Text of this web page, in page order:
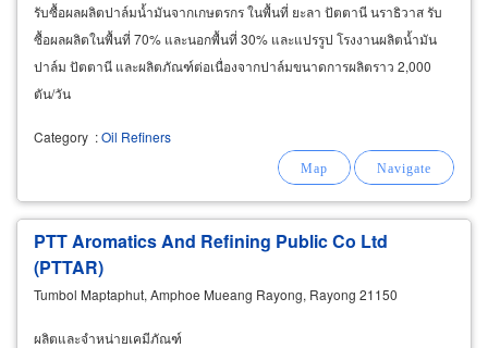
รับซื้อผลผลิตปาล์มน้ำมันจากเกษตรกร ในพื้นที่ ยะลา ปัตตานี นราธิวาส รับ
ซื้อผลผลิตในพื้นที่ 70% และนอกพื้นที่ 30% และแปรรูป โรงงานผลิตน้ำมัน
ปาล์ม ปัตตานี และผลิตภัณฑ์ต่อเนื่องจากปาล์มขนาดการผลิตราว 2,000
ตัน/วัน
Category :Oil Refiners
PTT Aromatics And Refining Public Co Ltd
(PTTAR)
Tumbol Maptaphut, Amphoe Mueang Rayong, Rayong 21150
ผลิตและจำหน่ายเคมีภัณฑ์